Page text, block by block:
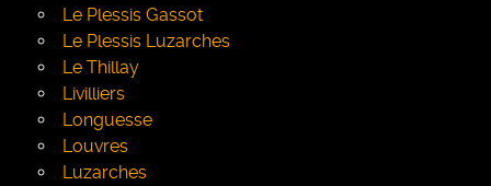
Le Plessis Gassot
Le Plessis Luzarches
Le Thillay
Livilliers
Longuesse
Louvres
Luzarches